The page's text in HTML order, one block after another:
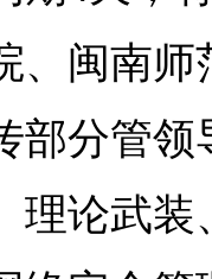
、闽南
部分管
理论武